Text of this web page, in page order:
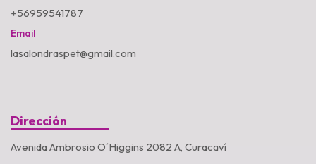
+56959541787
Email
lasalondraspet@gmail.com
Dirección
Avenida Ambrosio O´Higgins 2082 A, Curacaví